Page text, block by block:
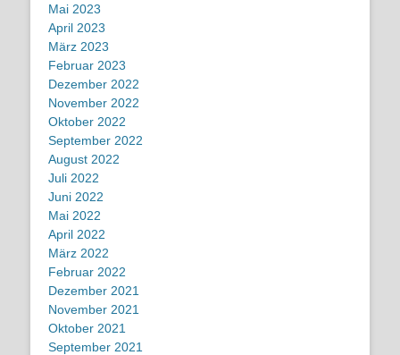
Mai 2023
April 2023
März 2023
Februar 2023
Dezember 2022
November 2022
Oktober 2022
September 2022
August 2022
Juli 2022
Juni 2022
Mai 2022
April 2022
März 2022
Februar 2022
Dezember 2021
November 2021
Oktober 2021
September 2021